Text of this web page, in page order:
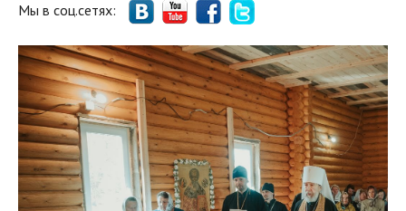
Мы в соц.сетях: